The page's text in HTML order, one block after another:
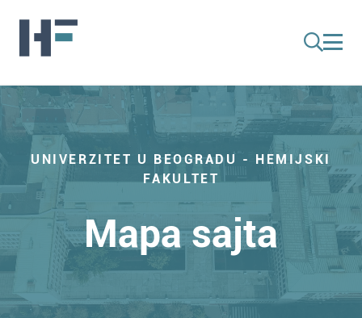
UNIVERZITET U BEOGRADU - HEMIJSKI
FAKULTET
Mapa sajta